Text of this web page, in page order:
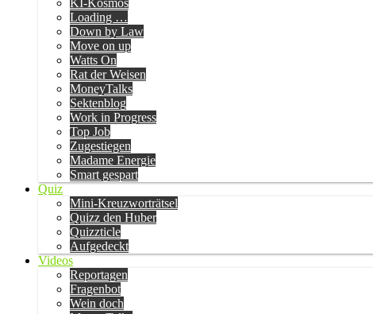
KI-Kosmos
Loading …
Down by Law
Move on up
Watts On
Rat der Weisen
MoneyTalks
Sektenblog
Work in Progress
Top Job
Zugestiegen
Madame Energie
Smart gespart
Quiz
Mini-Kreuzworträtsel
Quizz den Huber
Quizzticle
Aufgedeckt
Videos
Reportagen
Fragenbot
Wein doch